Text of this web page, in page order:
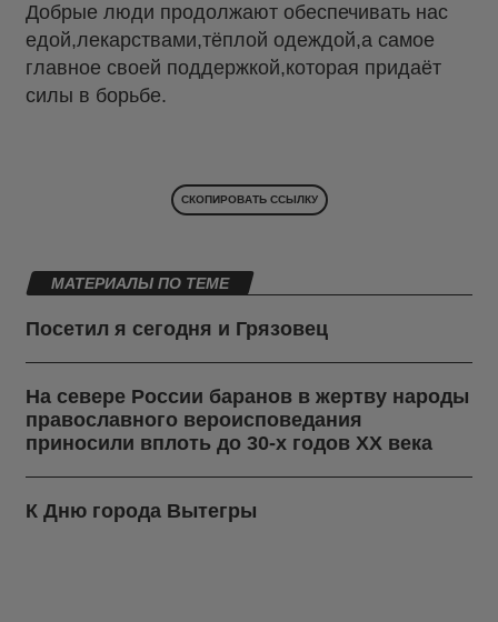
Добрые люди продолжают обеспечивать нас
едой,лекарствами,тёплой одеждой,а самое
главное своей поддержкой,которая придаёт
силы в борьбе.
СКОПИРОВАТЬ ССЫЛКУ
МАТЕРИАЛЫ ПО ТЕМЕ
Посетил я сегодня и Грязовец
На севере России баранов в жертву народы
православного вероисповедания
приносили вплоть до 30-х годов ХХ века
К Дню города Вытегры